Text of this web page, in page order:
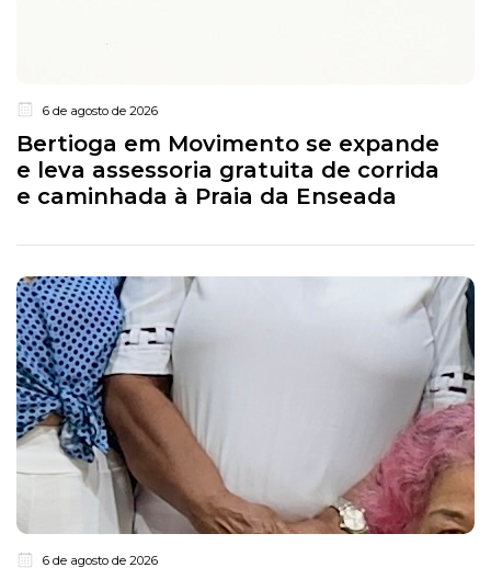
6 de agosto de 2026
Bertioga em Movimento se expande
e leva assessoria gratuita de corrida
e caminhada à Praia da Enseada
6 de agosto de 2026